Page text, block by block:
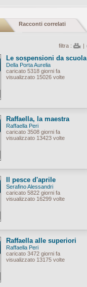
Racconti correlati
filtra : |
Le sospensioni da scuola
Della Porta Aurelia
caricato 5318 giorni fa
visualizzato 15026 volte
Raffaella, la maestra
Raffaella Peri
caricato 3508 giorni fa
visualizzato 13423 volte
Il pesce d'aprile
Serafino Alessandri
caricato 5822 giorni fa
visualizzato 16299 volte
Raffaella alle superiori
Raffaella Peri
caricato 3472 giorni fa
visualizzato 13175 volte